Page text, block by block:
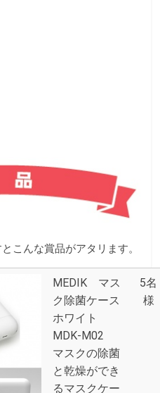
こんな賞品がアタリます。
MEDIK マス
ク除菌ケース
ホワイト
MDK-M02
マスクの除菌
と乾燥ができ
るマスクケー
5名
様